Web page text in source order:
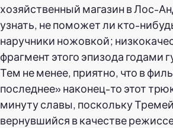
хозяйственный магазин в Лос-
узнать, не поможет ли кто-
наручники ножовкой;
фрагмент этого эпизода годами
Тем не менее, приятно, что в
последнее» наконец-то этот
минуту славы, поскольку
вернувшийся в качестве